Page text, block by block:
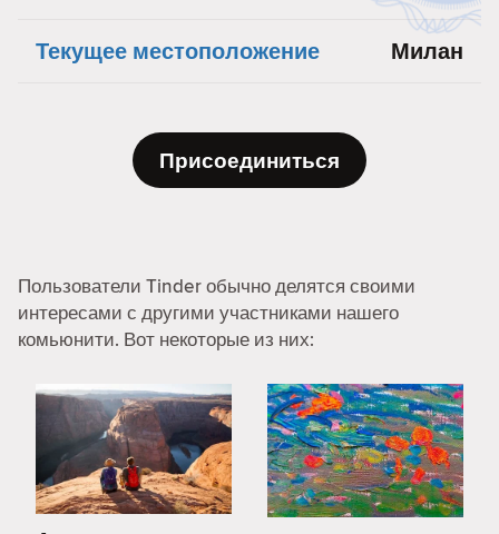
Текущее местоположение Милан
Присоединиться
Пользователи Tinder обычно делятся своими
интересами с другими участниками нашего
комьюнити. Вот некоторые из них: